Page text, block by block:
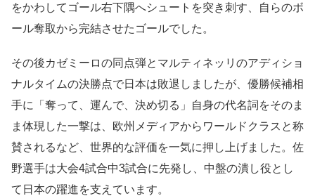
をかわしてゴール右下隅へシュートを突き刺す、自らのボ
ール奪取から完結させたゴールでした。
その後カゼミーロの同点弾とマルティネッリのアディショ
ナルタイムの決勝点で日本は敗退しましたが、優勝候補相
手に「奪って、運んで、決め切る」自身の代名詞をそのま
ま体現した一撃は、欧州メディアからワールドクラスと称
賛されるなど、世界的な評価を一気に押し上げました。佐
野選手は大会4試合中3試合に先発し、中盤の潰し役とし
て日本の躍進を支えています。